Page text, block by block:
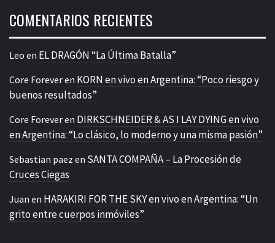
COMENTARIOS RECIENTES
Leo en EL DRAGÓN “La Última Batalla”
Core Foreveren KORN en vivo en Argentina: “Poco riesgo y
buenos resultados”
Core Foreveren DIRKSCHNEIDER & AS I LAY DYING en vivo
en Argentina: “Lo clásico, lo moderno y una misma pasión”
Sebastian paez en SANTA COMPAÑA – La Procesión de
Cruces Ciegas
Juan en HARAKIRI FOR THE SKY en vivo en Argentina: “Un
grito entre cuerpos inmóviles”